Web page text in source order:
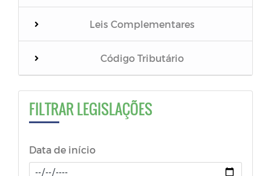
Leis Complementares
Código Tributário
Leis
Portarias
FILTRAR LEGISLAÇÕES
Data de início